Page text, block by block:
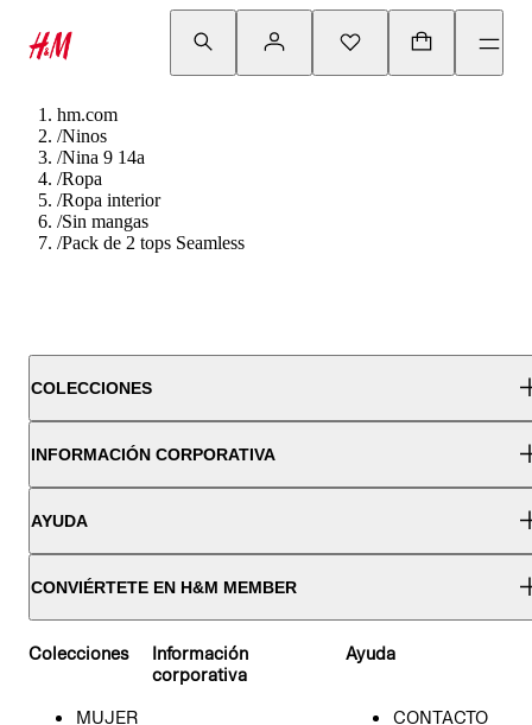
hm.com
/Ninos
/Nina 9 14a
/Ropa
/Ropa interior
/Sin mangas
/Pack de 2 tops Seamless
COLECCIONES
INFORMACIÓN CORPORATIVA
AYUDA
CONVIÉRTETE EN H&M MEMBER
Colecciones
MUJER
Información
corporativa
Ayuda
CONTACTO